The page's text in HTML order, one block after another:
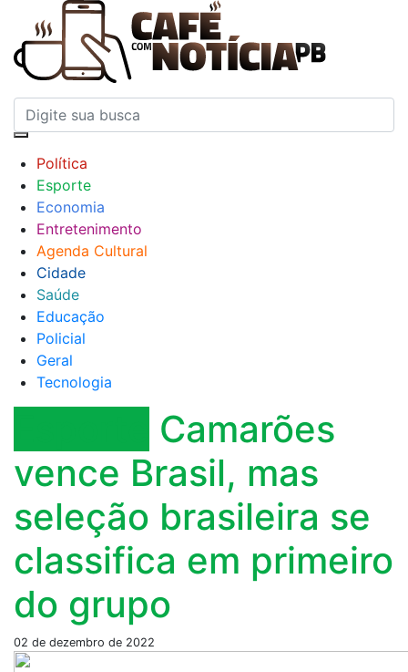
Política
Esporte
Economia
Entretenimento
Agenda Cultural
Cidade
Saúde
Educação
Policial
Geral
Tecnologia
Camarões
vence Brasil, mas
seleção brasileira se
classifica em primeiro
do grupo
02 de dezembro de 2022